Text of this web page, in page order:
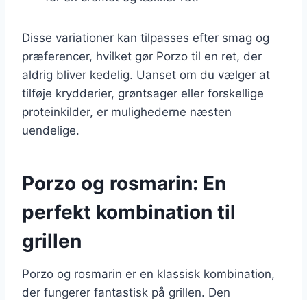
Disse variationer kan tilpasses efter smag og
præferencer, hvilket gør Porzo til en ret, der
aldrig bliver kedelig. Uanset om du vælger at
tilføje krydderier, grøntsager eller forskellige
proteinkilder, er mulighederne næsten
uendelige.
Porzo og rosmarin: En
perfekt kombination til
grillen
Porzo og rosmarin er en klassisk kombination,
der fungerer fantastisk på grillen. Den